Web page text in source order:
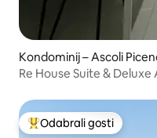
Kondominij – Ascoli
Re House Suite &
Među najviše
Odabrali gosti